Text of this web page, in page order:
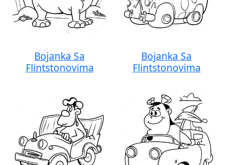
Bojanka Sa
Flintstonovima
Bojanka Sa
Flintstonovima